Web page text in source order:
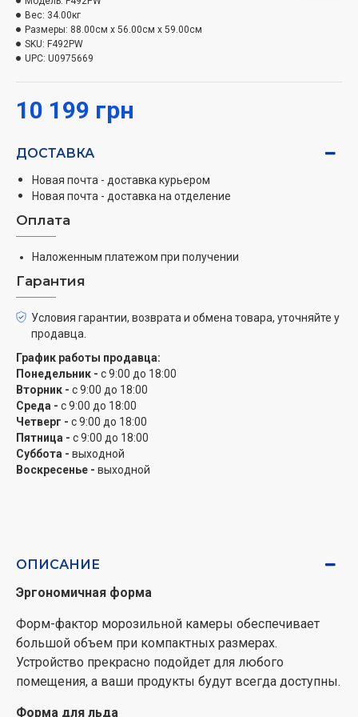
кубиков льда проста в использовании и гарантирует,
что кубики льда всегда будут под рукой.
Наивысшая энергоэффективность
достигать низких показателей энергопотребления.
Морозильные камеры класса А++ потребляют на 40%
меньше энергии, чем приборы класса А.
Экономия электроэнергии
камеры составляет -18°С.
10 199 грн
Вес: 34.00кг
Размеры: 88.00см x 56.00см x 59.00см
SKU: F492PW
UPC: U0975669
ДОСТАВКА
Новая почта - доставка курьером
Новая почта - доставка на отделение
Оплата
Наложенным платежом при получении
Гарантия
Условия гарантии, возврата и обмена товара, уточняйте у
продавца.
График работы продавца:
Понедельник - с 9:00 до 18:00
Вторник - с 9:00 до 18:00
Среда - с 9:00 до 18:00
Четверг - с 9:00 до 18:00
Пятница - с 9:00 до 18:00
Суббота - выходной
Воскресенье - выходной
ОПИСАНИЕ
Эргономичная форма
Форм-фактор морозильной камеры обеспечивает
большой объем при компактных размерах.
Устройство прекрасно подойдет для любого
помещения, а ваши продукты будут всегда доступны.
Форма для льда